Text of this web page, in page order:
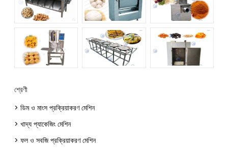
শ্রেণী
> ডিম ও মাংস প্রক্রিয়াকরণ মেশিন
> খাদ্য প্যাকেজিং মেশিন
> ফল ও সবজি প্রক্রিয়াকরণ মেশিন